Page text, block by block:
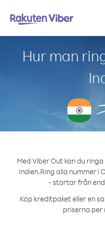
Hur man
Med Viber Out kan du
Indien.Ring alla nummer i
- startar från
Köp kreditpaket eller en
priserna per